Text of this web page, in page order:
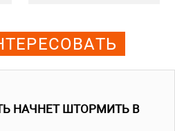
НАЧНЕТ ШТОРМИТЬ В